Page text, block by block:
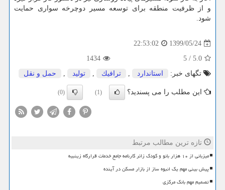
و از ظرفیت منطقه برای توسعه مسیر دوچرخه سواری حمایت
شود.
1399/05/24
22:53:02
5.0
/
5
1434
تگهای خبر:
استاندارد , ترافیك , تولید , حمل و نقل
این مطلب را می پسندید؟ (1)
(0)
تازه ترین مطالب مرتبط
میزبانی از ۱۰ هزار بانو و کودک زائر کارنامه جامع خدمات قرارگاه زینبیه
پیش بینی مهم یک انبوه ساز از بازار مسکن در آینده
تصمیم مهم بانک مرکزی